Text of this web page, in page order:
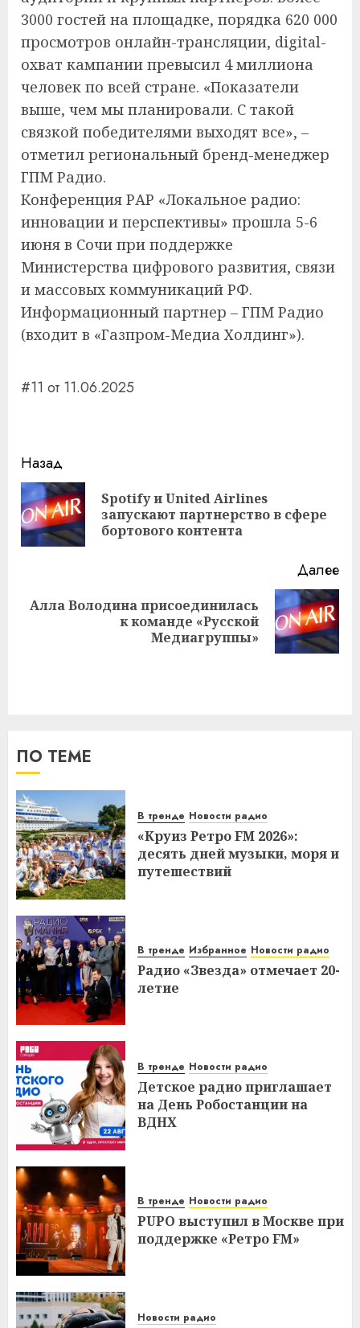
3000 гостей на площадке, порядка 620 000
просмотров онлайн-трансляции, digital-
охват кампании превысил 4 миллиона
человек по всей стране. «Показатели
выше, чем мы планировали. С такой
связкой победителями выходят все», –
отметил региональный бренд-менеджер
ГПМ Радио.
Конференция РАР «Локальное радио:
инновации и перспективы» прошла 5-6
июня в Сочи при поддержке
Министерства цифрового развития, связи
и массовых коммуникаций РФ.
Информационный партнер – ГПМ Радио
(входит в «Газпром-Медиа Холдинг»).
#11 от 11.06.2025
Навигация
записи
Назад
Spotify и United Airlines
запускают партнерство в сфере
бортового контента
Далее
Следующая
Алла Володина присоединилась
к команде «Русской
Медиагруппы»
ПО ТЕМЕ
В тренде Новости радио
«Круиз Ретро FM 2026»:
десять дней музыки, моря и
путешествий
В тренде Избранное Новости радио
Радио «Звезда» отмечает 20-
летие
В тренде Новости радио
Детское радио приглашает
на День Робостанции на
ВДНХ
В тренде Новости радио
PUPO выступил в Москве при
поддержке «Ретро FM»
Новости радио